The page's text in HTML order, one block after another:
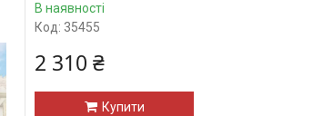
В наявності
Код: 35455
2 310 ₴
Купити